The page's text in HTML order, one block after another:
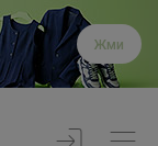
Жми